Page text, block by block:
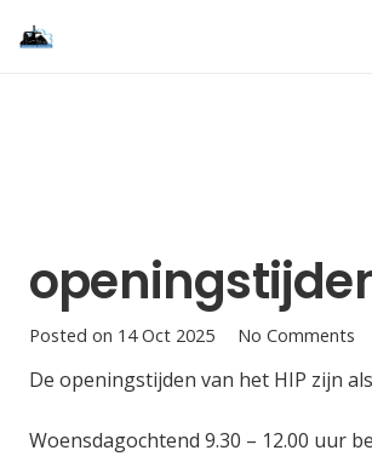
Posted on 14 Oct 2025 No Comments
De openingstijden van het HIP zijn
Woensdagochtend 9.30 – 12.00 uur